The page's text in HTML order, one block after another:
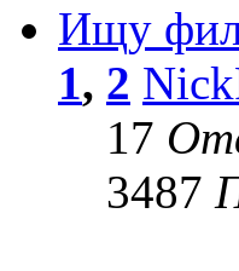
Ищу
1, 2
17
3487